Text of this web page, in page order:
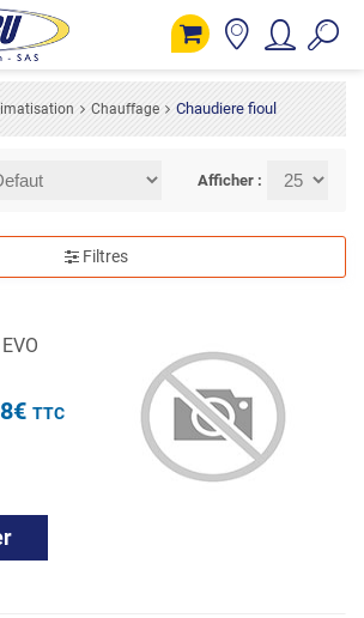
Chauffage Chaudiere fioul
Afficher :
Filtres
TTC